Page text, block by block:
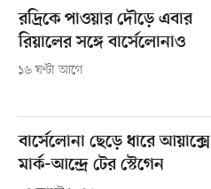
রদ্রিকে পাওয়ার দৌড়ে এবার
রিয়ালের সঙ্গে বার্সেলোনাও
১৬ ঘণ্টা আগে
বার্সেলোনা ছেড়ে ধারে আয়াক্সে
মার্ক-আন্দ্রে টের স্টেগেন